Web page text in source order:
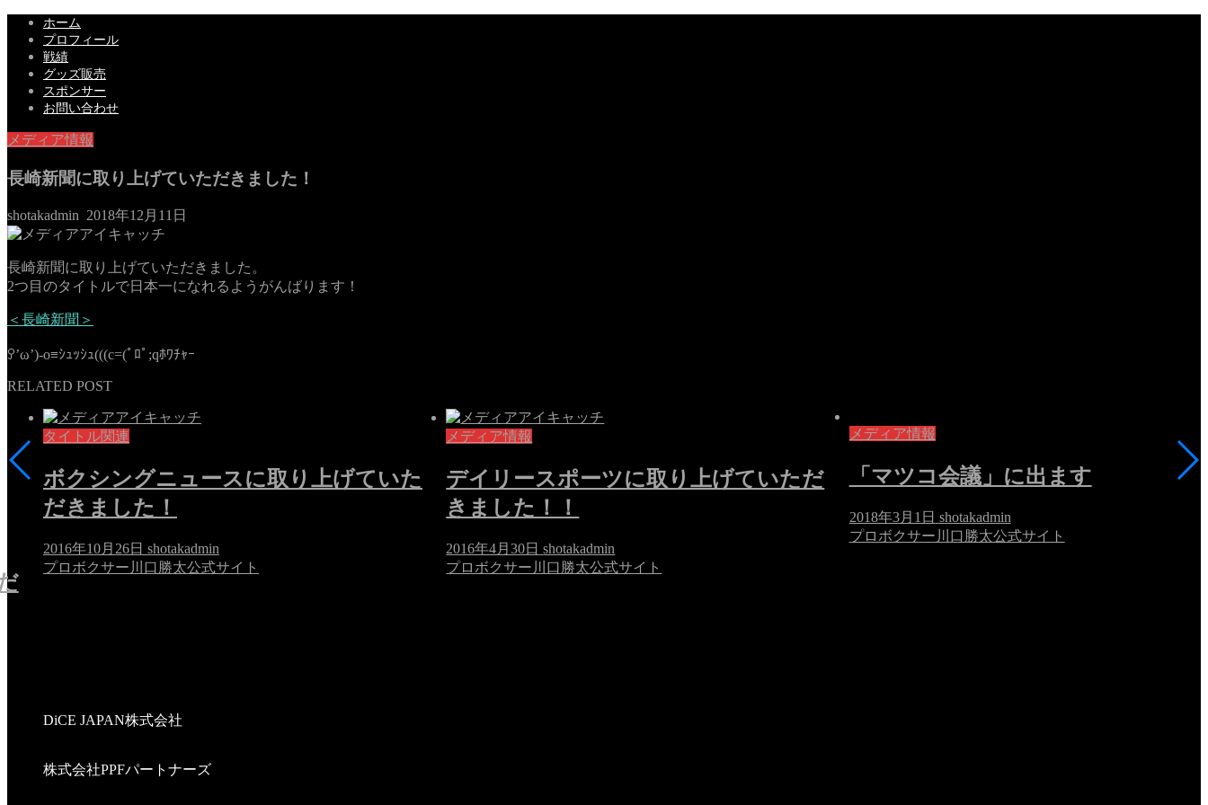
ホーム
プロフィール
戦績
グッズ販売
スポンサー
お問い合わせ
メディア情報
長崎新聞に取り上げていただきました！
shotakadmin 2018年12月11日
長崎新聞に取り上げていただきました。
2つ目のタイトルで日本一になれるようがんばります！
＜長崎新聞＞
ꎤ’ω’)-o≡ｼｭｯｼｭ(((c=(ﾟﾛﾟ;qﾎﾜﾁｬｰ
RELATED POST
タイトル関連
ボクシングニュースに取り上げていた
だきました！
2016年10月26日 shotakadmin
プロボクサー川口勝太公式サイト
メディア情報
デイリースポーツに取り上げていただ
きました！！
2016年4月30日 shotakadmin
プロボクサー川口勝太公式サイト
メディア情報
「マツコ会議」に出ます
2018年3月1日 shotakadmin
プロボクサー川口勝太公式サイト
DiCE JAPAN株式会社
株式会社PPFパートナーズ